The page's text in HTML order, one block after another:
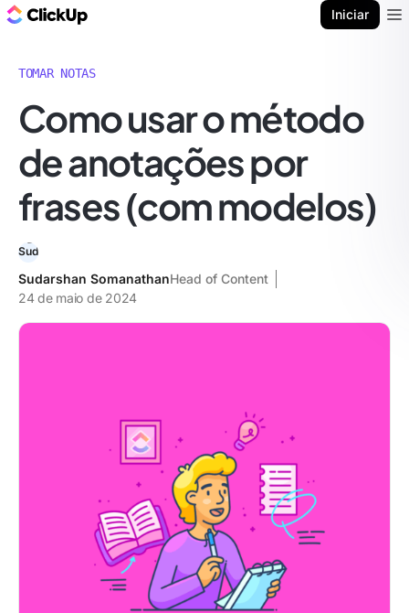
Iniciar
TOMAR NOTAS
Como usar o método
de anotações por
frases (com modelos)
Sudarshan SomanathanHead of Content
24 de maio de 2024